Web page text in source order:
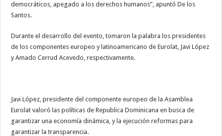
democráticos, apegado a los derechos humanos”, apuntó De los
Santos.
Durante el desarrollo del evento, tomaron la palabra los presidentes
de los componentes europeo y latinoamericano de Eurolat, Javi López
y Amado Cerrud Acevedo, respectivamente.
Javi López, presidente del componente europeo de la Asamblea
Eurolat valoró las políticas de Republica Dominicana en busca de
garantizar una economía dinámica, y la ejecución reformas para
garantizar la transparencia.